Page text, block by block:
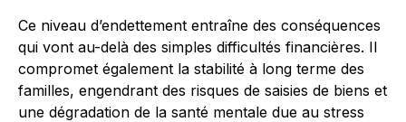
Ce niveau d’endettement entraîne des conséquences
qui vont au-delà des simples difficultés financières. Il
compromet également la stabilité à long terme des
familles, engendrant des risques de saisies de biens et
une dégradation de la santé mentale due au stress